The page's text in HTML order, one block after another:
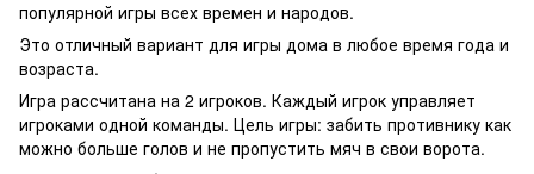
популярной игры всех времен и народов.
Это отличный вариант для игры дома в любое время года и
возраста.
Игра рассчитана на 2 игроков. Каждый игрок управляет
игроками одной команды. Цель игры: забить противнику как
можно больше голов и не пропустить мяч в свои ворота.